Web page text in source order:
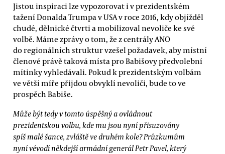
Jistou inspiraci lze vypozorovat i v prezidentském
tažení Donalda Trumpa v USA v roce 2016, kdy objížděl
chudé, dělnické čtvrti a mobilizoval nevoliče ke své
volbě. Máme zprávy o tom, že z centrály ANO
do regionálních struktur vzešel požadavek, aby místní
členové právě taková místa pro Babišovy předvolební
mítinky vyhledávali. Pokud k prezidentským volbám
ve větší míře přijdou obvyklí nevoliči, bude to ve
prospěch Babiše.
Může být tedy v tomto úspěšný a ovládnout
prezidentskou volbu, kde mu jsou nyní přisuzovány
spíš malé šance, zvláště ve druhém kole? Průzkumům
nyní vévodí někdejší armádní generál Petr Pavel, který